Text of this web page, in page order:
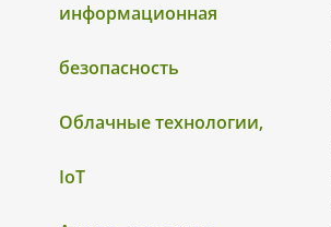
информационная
безопасность
Облачные технологии,
IoT